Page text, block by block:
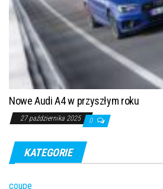
Nowe Audi A4 w przyszłym roku
27 października 2025 0
KATEGORIE
coupe